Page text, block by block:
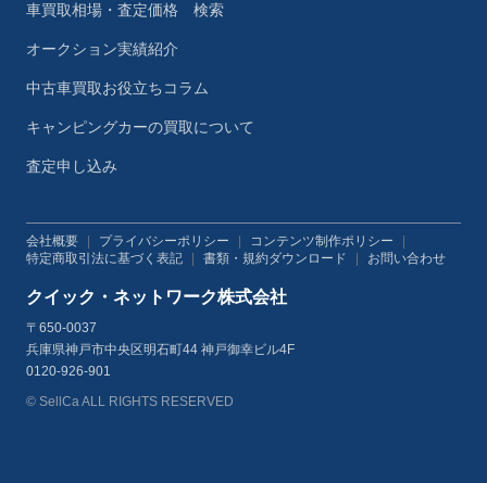
車買取相場・査定価格 検索
オークション実績紹介
中古車買取お役立ちコラム
キャンピングカーの買取について
査定申し込み
会社概要 プライバシーポリシー コンテンツ制作ポリシー
特定商取引法に基づく表記
書類・規約ダウンロード お問い合わせ
クイック・ネットワーク株式会社
〒650-0037
兵庫県神戸市中央区明石町44 神戸御幸ビル4F
0120-926-901
© SellCa ALL RIGHTS RESERVED